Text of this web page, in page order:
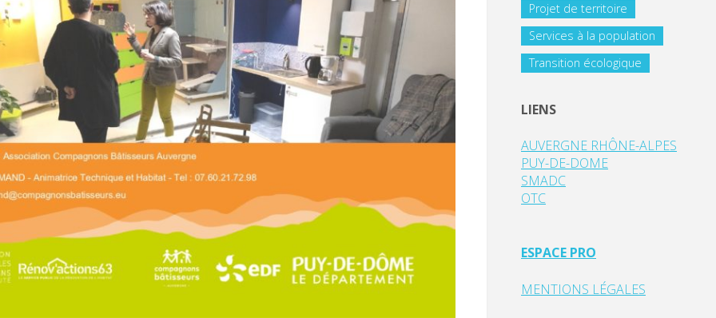
Projet de territoire
Services à la population
Transition écologique
LIENS
AUVERGNE RHÔNE-ALPES
PUY-DE-DOME
SMADC
OTC
ESPACE PRO
MENTIONS LÉGALES